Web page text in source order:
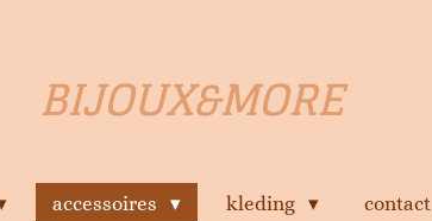
BIJOUX&MORE
accessoires kleding contact